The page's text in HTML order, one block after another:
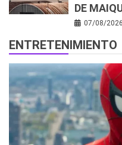
DE
07/08/2026
ENTRETENIMIENTO